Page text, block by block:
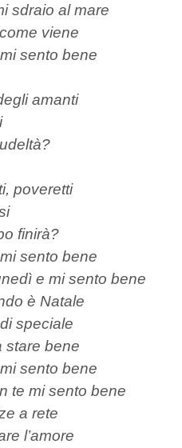
sdraio al mare
viene
sento bene
amanti
poveretti
finirà?
sento bene
e mi sento bene
è Natale
speciale
stare bene
sento bene
te mi sento bene
a rete
l’amore